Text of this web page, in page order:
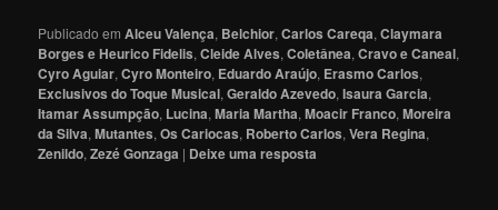
Publicado em Alceu Valença, Belchior,Carlos Careqa,Claymara
Borges e Heurico Fidelis,Cleide Alves,Coletânea,Cravo e Caneal,
Cyro Aguiar,Cyro Monteiro, Eduardo Araújo, Erasmo Carlos,
Exclusivos do Toque Musical,Geraldo Azevedo,Isaura Garcia,
Itamar Assumpção, Lucina,Maria Martha,Moacir Franco,Moreira
da Silva,Mutantes,Os Cariocas, Roberto Carlos,Vera Regina,
Zenildo,Zezé Gonzaga | Deixe uma resposta